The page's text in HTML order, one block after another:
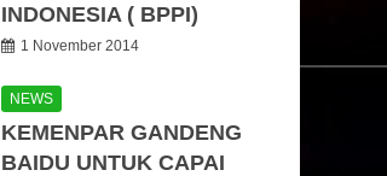
INDONESIA ( BPPI)
1 November 2014
NEWS
KEMENPAR GANDENG
BAIDU UNTUK CAPAI